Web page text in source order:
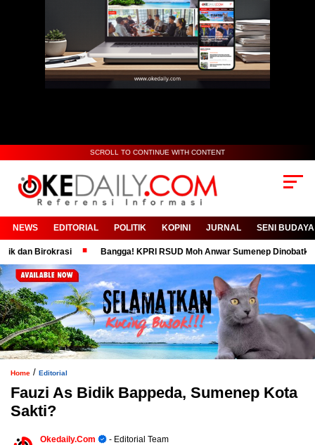
SCROLL TO CONTINUE WITH CONTENT
NEWS EDITORIAL POLITIK KOPINI JURNAL SENI BUDAYA
Birokrasi Bangga! KPRI RSUD Moh Anwar Sumenep Dinobatkan
Home / Editorial
Fauzi As Bidik Bappeda, Sumenep Kota
Sakti?
Okedaily.com
- Editorial Team